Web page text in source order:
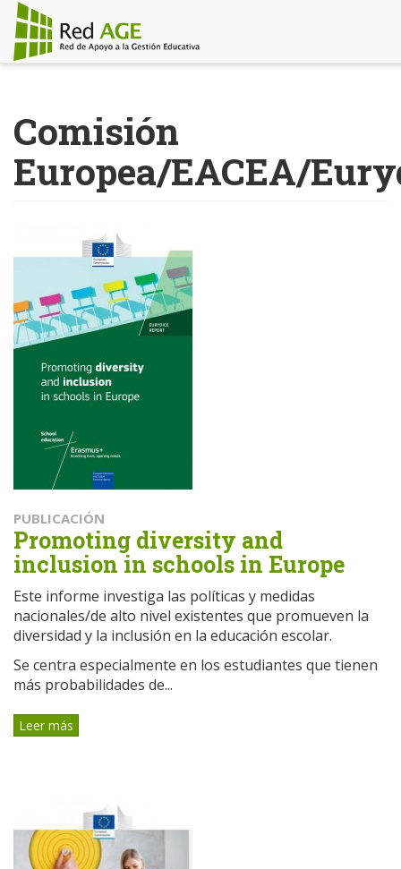
contenido
principal
Comisión
Europea/EACEA/
PUBLICACIÓN
Promoting diversity and
inclusion in schools in Europe
Este informe investiga las políticas y medidas
nacionales/de alto nivel existentes que promueven la
diversidad y la inclusión en la educación escolar.
Se centra especialmente en los estudiantes que tienen
más probabilidades de...
Leer más